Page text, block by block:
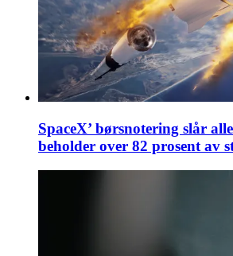
SpaceX’ børsnotering slår
beholder over 82 prosent av